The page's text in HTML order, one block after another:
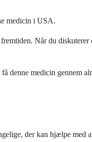
medicin i USA.
Når du diskuterer
medicin gennem
der kan hjælpe med